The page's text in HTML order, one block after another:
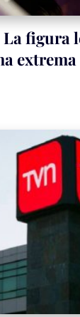
figura
extrema